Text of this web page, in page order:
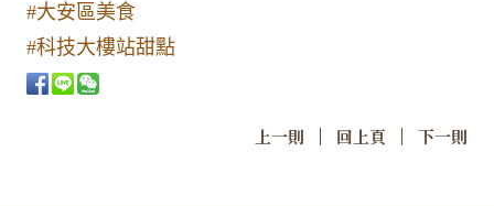
#大安區美食
#科技大樓站甜點
上一則 | 回上頁 |下一則